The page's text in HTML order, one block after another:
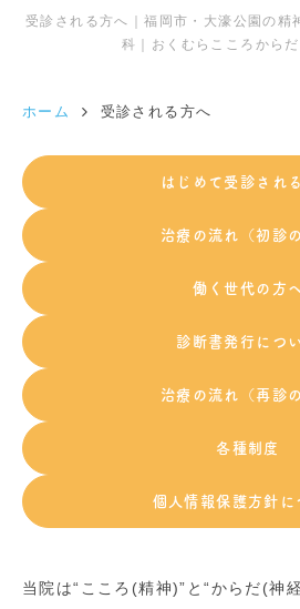
受診される方へ｜福岡市・大濠公園の精
科｜おくむらこころから
ホーム 受診される方へ
はじめて受診され
治療の流れ（初診
働く世代の方
診断書発行につ
治療の流れ（再診
各種制度
個人情報保護方針に
当院は“こころ(精神)”と“からだ(神